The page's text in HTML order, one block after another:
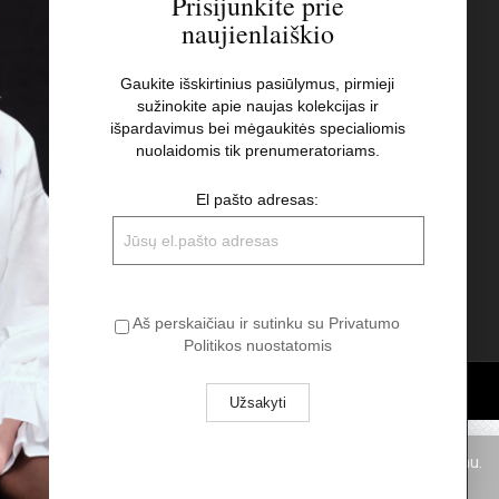
El pašto adresas:
Aš perskaičiau ir sutinku su Privatumo
Politikos nuostatomis
Spausdami „Aš sutinku“ Jūs sutinkate su slapukų naudojimu.
naujienlaiškio
Gaukite išskirtinius pasiūlymus, pirmieji
sužinokite apie naujas kolekcijas ir
išpardavimus bei mėgaukitės specialiomis
nuolaidomis tik prenumeratoriams.
El pašto adresas:
Aš perskaičiau ir sutinku su Privatumo
Politikos nuostatomis